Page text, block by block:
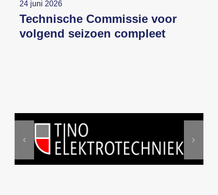
24 juni 2026
Technische Commissie voor
volgend seizoen compleet